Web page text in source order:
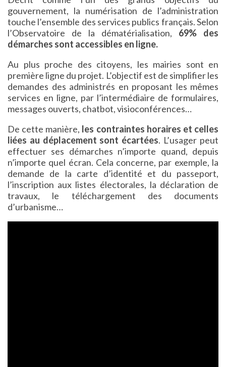
gouvernement, la numérisation de l’administration
touche l’ensemble des services publics français. Selon
l’Observatoire de la dématérialisation, 69% des
démarches sont accessibles en ligne.
Au plus proche des citoyens, les mairies sont en
première ligne du projet. L’objectif est de simplifier les
demandes des administrés en proposant les mêmes
services en ligne, par l’intermédiaire de formulaires,
messages ouverts, chatbot, visioconférences…
De cette manière, les contraintes horaires et celles
liées au déplacement sont écartées. L’usager peut
effectuer ses démarches n’importe quand, depuis
n’importe quel écran. Cela concerne, par exemple, la
demande de la carte d’identité et du passeport,
l’inscription aux listes électorales, la déclaration de
travaux, le téléchargement des documents
d’urbanisme…